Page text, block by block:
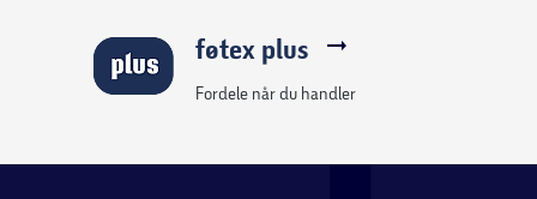
føtex plus
Fordele når du handler